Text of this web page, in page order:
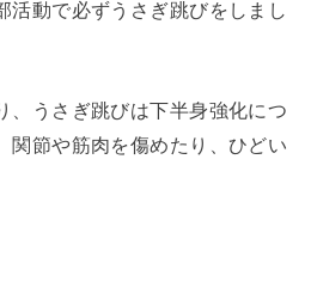
活動で必ずうさぎ跳びをしまし
、うさぎ跳びは下半身強化につ
関節や筋肉を傷めたり、ひどい